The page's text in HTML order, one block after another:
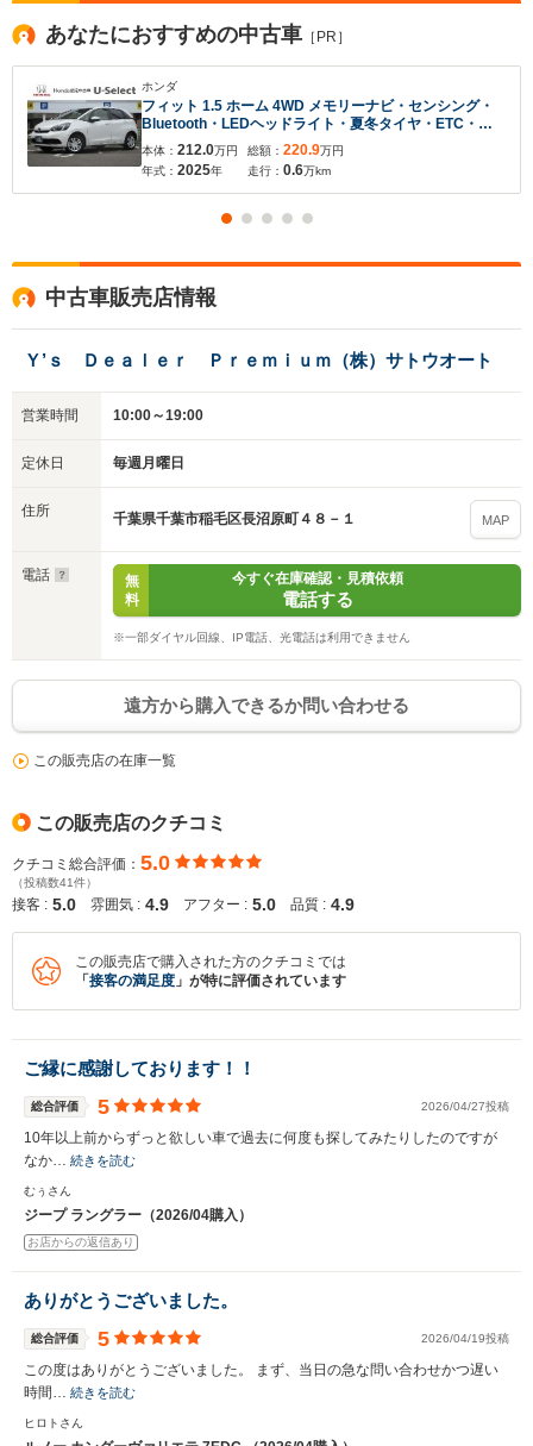
あなたにおすすめの中古車 ［PR］
ホンダ
フィット 1.5 ホーム 4WD メモリーナビ・センシング・
Bluetooth・LEDヘッドライト・夏冬タイヤ・ETC・障
害物センサー
本体： 212.0万円
年式： 2025年
総額： 220.9万円
走行： 0.6万km
中古車販売店情報
Ｙ’ｓ Ｄｅａｌｅｒ Ｐｒｅｍｉｕｍ（株）サトウオート
営業時間 10:00～19:00
定休日 毎週月曜日
住所 千葉県千葉市稲毛区長沼原町４８－１ MAP
電話
無
料
今すぐ在庫確認・見積依頼
電話する
※一部ダイヤル回線、IP電話、光電話は利用できません
遠方から購入できるか問い合わせる
この販売店の在庫一覧
この販売店のクチコミ
クチコミ総合評価： 5.0
（投稿数41件）
接客 : 5.0 雰囲気 : 4.9 アフター : 5.0 品質 : 4.9
この販売店で購入された方のクチコミでは
「 接客の満足度 」が特に評価されています
ご縁に感謝しております！！
総合評価 5 2026/04/27投稿
10年以上前からずっと欲しい車で過去に何度も探してみたりしたのですが
なか… 続きを読む
むぅさん
ジープ ラングラー（2026/04購入）
お店からの返信あり
ありがとうございました。
総合評価 5 2026/04/19投稿
この度はありがとうございました。 まず、当日の急な問い合わせかつ遅い
時間… 続きを読む
ヒロトさん
入力途中の情報を保存しますか？
※次回問い合わせをする際に自動入力されます
※保存された情報は90 日で破棄されます